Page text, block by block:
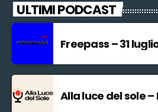
ULTIMI PODCAST
Freepass – 31
Alla luce del sole